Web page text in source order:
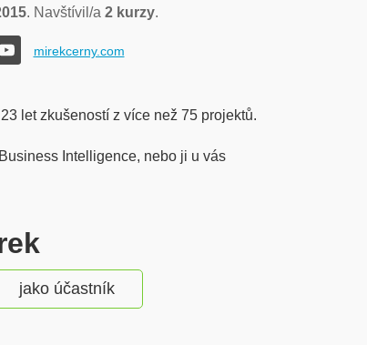
. Navštívil/a 2 kurzy.
mirekcerny.com
let zkušeností z více než 75 projektů.
Intelligence, nebo ji u vás
jako účastník